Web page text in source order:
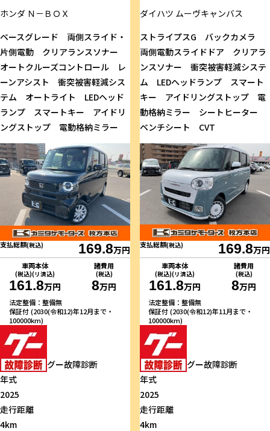
ホンダ Ｎ－ＢＯＸ
ベースグレード 両側スライド・
片側電動 クリアランスソナー
オートクルーズコントロール レ
ーンアシスト 衝突被害軽減シス
テム オートライト LEDヘッド
ランプ スマートキー アイドリ
ングストップ 電動格納ミラー
支払総額(税込) 169.8万円
車両本体
(税込)(リ済込)
161.8万円
諸費用
(税込)
8万円
法定整備：整備無
保証付 (2030(令和12)年12月まで・
100000km)
グー故障診断
年式
2025
走行距離
4km
ダイハツ ムーヴキャンバス
ストライプスG バックカメラ
両側電動スライドドア クリアラ
ンスソナー 衝突被害軽減システ
ム LEDヘッドランプ スマート
キー アイドリングストップ 電
動格納ミラー シートヒーター
ベンチシート CVT
支払総額(税込) 169.8万円
車両本体
(税込)(リ済込)
161.8万円
諸費用
(税込)
8万円
法定整備：整備無
保証付 (2030(令和12)年11月まで・
100000km)
グー故障診断
年式
2025
走行距離
4km